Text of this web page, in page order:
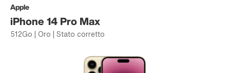
Apple
iPhone 14 Pro Max
512Go | Oro | Stato corretto